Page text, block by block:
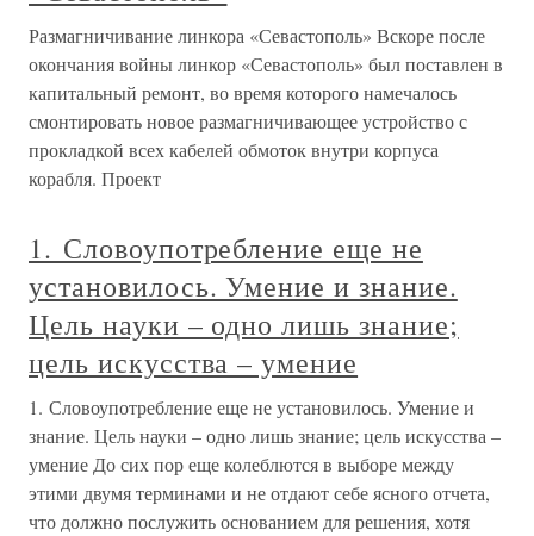
Размагничивание линкора «Севастополь» Вскоре после
окончания войны линкор «Севастополь» был поставлен в
капитальный ремонт, во время которого намечалось
смонтировать новое размагничивающее устройство с
прокладкой всех кабелей обмоток внутри корпуса
корабля. Проект
1. Словоупотребление еще не
установилось. Умение и знание.
Цель науки – одно лишь знание;
цель искусства – умение
1. Словоупотребление еще не установилось. Умение и
знание. Цель науки – одно лишь знание; цель искусства –
умение До сих пор еще колеблются в выборе между
этими двумя терминами и не отдают себе ясного отчета,
что должно послужить основанием для решения, хотя